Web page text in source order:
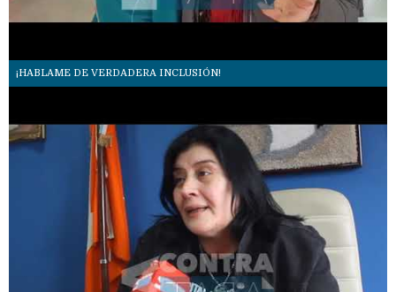
¡HABLAME DE VERDADERA INCLUSIÓN!